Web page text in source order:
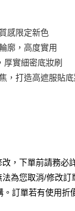
將收到繳費通知簡訊
元方式進行付款，方
成當下不需立刻繳費
商家同意取消之訂單
AFTEE先享後付 」之
需取消欲退款等相關
份有限公司提供之「
範圍內提供個人資料
事宜，請瀏覽以下網
#terms3
事先徵得法定代理人
若未經同意申辦者引
含以上)免運費
含以上)免運費
含以上)免運費
含以上)免運費
）
感限定新色
廓，高度實用
厚實細密底妝刷
，打造高遮服貼
，下單前請務必
為您取消/修改訂
。訂單若有使用折